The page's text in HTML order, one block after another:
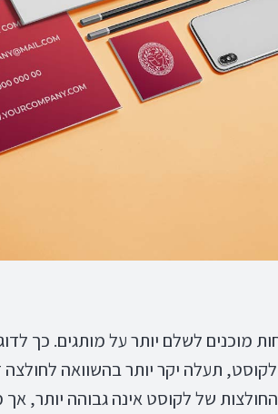
מוכנים לשלם יותר על מותגים. כך
תעלה יקר יותר בהשוואה לחולצה
של לקוסט אינה גבוהה יותר, אך